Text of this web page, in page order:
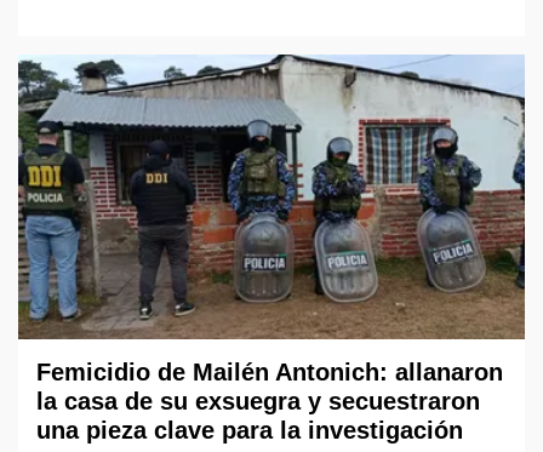
Femicidio de Mailén Antonich: allanaron
la casa de su exsuegra y secuestraron
una pieza clave para la investigación